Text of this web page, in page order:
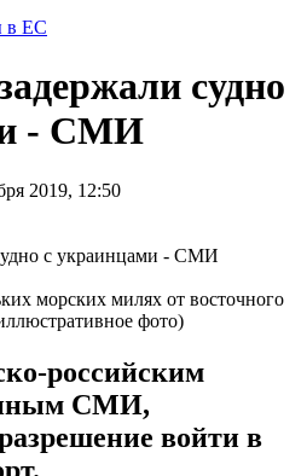
в ЕС
судно
- СМИ
2019, 12:50
морских милях от восточного
фото)
российским
СМИ,
войти в